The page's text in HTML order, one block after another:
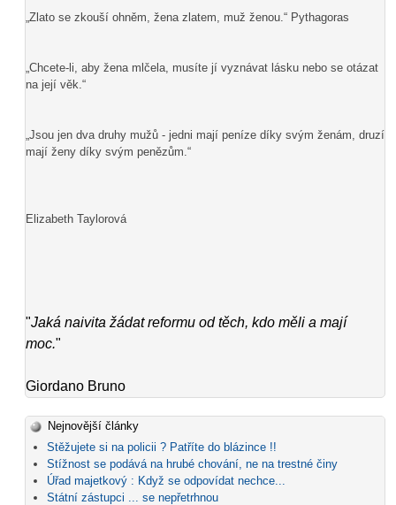
„Zlato se zkouší ohněm, žena zlatem, muž ženou.“ Pythagoras
„Chcete-li, aby žena mlčela, musíte jí vyznávat lásku nebo se otázat
na její věk.“
„Jsou jen dva druhy mužů - jedni mají peníze díky svým ženám, druzí
mají ženy díky svým penězům.“
Elizabeth Taylorová
"Jaká naivita žádat reformu od těch, kdo měli a mají
moc."
Giordano Bruno
Nejnovější články
Stěžujete si na policii ? Patříte do blázince !!
Stížnost se podává na hrubé chování, ne na trestné činy
Úřad majetkový : Když se odpovídat nechce...
Státní zástupci ... se nepřetrhnou